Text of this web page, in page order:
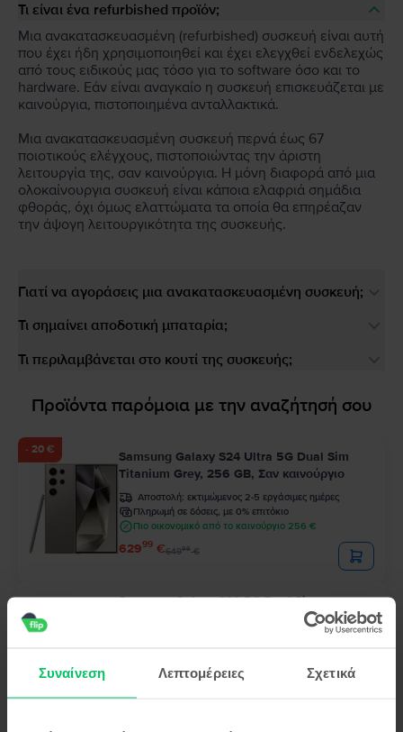
Συναίνεση Λεπτομέρειες Σχετικά
Τι είναι ένα refurbished προϊόν;
Μια ανακατασκευασμένη (refurbished) συσκευή είναι αυτή
που έχει ήδη χρησιμοποιηθεί και έχει ελεγχθεί ενδελεχώς
από τους ειδικούς μας τόσο για το software όσο και το
hardware. Εάν είναι αναγκαίο η συσκευή επισκευάζεται με
καινούργια, πιστοποιημένα ανταλλακτικά.
Μια ανακατασκευασμένη συσκευή περνά έως 67
ποιοτικούς ελέγχους, πιστοποιώντας την άριστη
λειτουργία της, σαν καινούργια. Η μόνη διαφορά από μια
ολοκαίνουργια συσκευή είναι κάποια ελαφριά σημάδια
φθοράς, όχι όμως ελαττώματα τα οποία θα επηρέαζαν
την άψογη λειτουργικότητα της συσκευής.
Γιατί να αγοράσεις μια ανακατασκευασμένη συσκευή;
Τι σημαίνει αποδοτική μπαταρία;
Τι περιλαμβάνεται στο κουτί της συσκευής;
Προϊόντα παρόμοια με την αναζήτησή σου
- 20 €
Samsung Galaxy S24 Ultra 5G Dual Sim
Titanium Grey, 256 GB, Σαν καινούργιο
Αποστολή: εκτιμώμενος 2-5 εργάσιμες ημέρες
Πληρωμή σε δόσεις, με 0% επιτόκιο
Πιο οικονομικό από το καινούργιο 256 €
62999 €64999€
Samsung Galaxy S22 5G Dual Sim
Phantom Black, 128 GB, Πολύ καλό
Πιο οικονομικό από το καινούργιο 198 €